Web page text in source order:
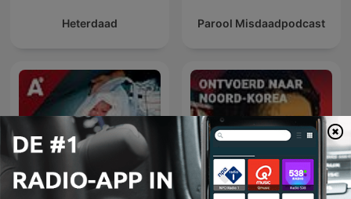
Heterdaad Parool Misdaadpodcast